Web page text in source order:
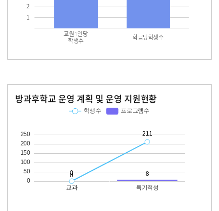
1
2
교원1인당
학생수 학급당학생수
방과후학교 운영 계획 및 운영 지원현황